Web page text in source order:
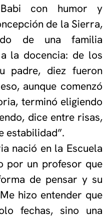
con humor y
de la Sierra,
de una familia
la docencia: de los
padre, diez fueron
aunque comenzó
terminó eligiendo
dice entre risas,
estabilidad”.
nació en la Escuela
por un profesor que
de pensar y su
hizo entender que
fechas, sino una